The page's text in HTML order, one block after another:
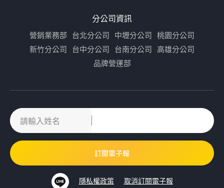
分公司資訊
營銷業務部 台北分公司 中壢分公司 桃園分公司
新竹分公司 台中分公司 台南分公司 高雄分公司
品牌營運部
隱私權政策 取消訂閱電子報